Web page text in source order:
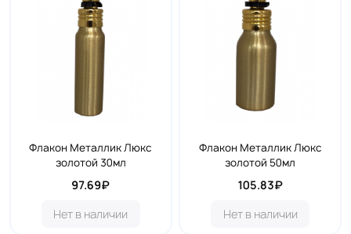
Флакон Металлик Люкс
золотой 30мл
97.69₽
Нет в наличии
Флакон Металлик Люкс
золотой 50мл
105.83₽
Нет в наличии